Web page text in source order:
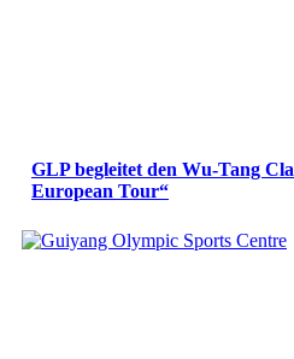
GLP begleitet den Wu-Tang
European Tour“